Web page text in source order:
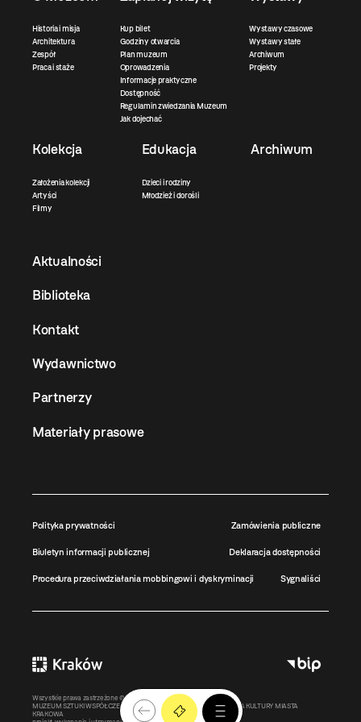
Historia i misja
Architektura
Zespół
Praca i staże
Kup bilet
Godziny otwarcia
Plan muzeum
Oprowadzenia
Informacje praktyczne
Dostępność
Regulamin zwiedzania Muzeum
Jak dojechać
Wystawy czasowe
Wystawy stałe
Archiwum
Projekty
Kolekcja
Założenia kolekcji
Artyści
Filmy
Edukacja
Dzieci i rodziny
Młodzież i dorośli
Archiwum
Aktualności
Biblioteka
Kontakt
Wydawnictwo
Partnerzy
Materiały prasowe
Polityka prywatności Zamówienia publiczne
Biuletyn informacji publicznej Deklaracja dostępności
Procedura przeciwdziałania mobbingowi i dyskryminacji Sygnaliści
Wszystkie prawa zastrzeżone ©MOCAK
2011-2026
MUZEUM SZTUKI WSPÓŁCZESNEJ W KRAKOWIE MOCAK – INSTYTUCJA KULTURY MIASTA
KRAKOWA